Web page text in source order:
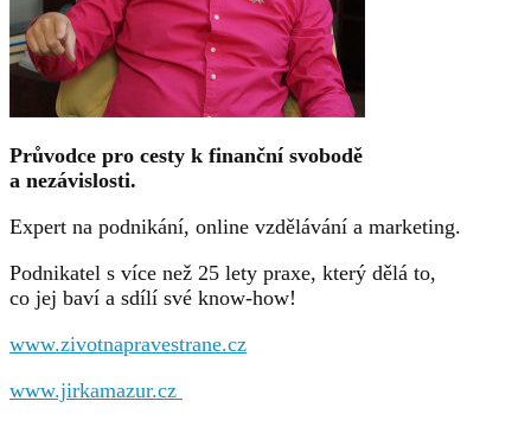
Průvodce pro cesty k finanční svobodě
a nezávislosti.
Expert na podnikání, online vzdělávání a marketing.
Podnikatel s více než 25 lety praxe, který dělá to,
co jej baví a sdílí své know-how!
www.zivotnapravestrane.cz
www.jirkamazur.cz